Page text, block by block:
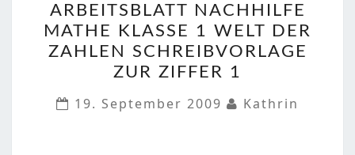
NACHHILFE
MATHE
KLASSE
1
WELT
ARBEITSBLATT NACHHILFE
MATHE KLASSE 1 WELT DER
ZAHLEN SCHREIBVORLAGE
ZUR ZIFFER 1
19. September 2009
Kathrin